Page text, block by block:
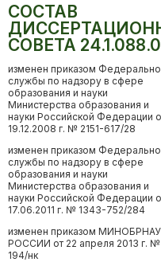
СОСТАВ
СОВЕТА
изменен приказом
службы по надзору в сфере
образования и науки
Министерства образования и
науки Российской Федерации
19.12.2008 г. № 2151-617/28
изменен приказом
службы по надзору в сфере
образования и науки
Министерства образования и
науки Российской Федерации
17.06.2011 г. № 1343-752/284
изменен приказом
РОССИИ от 22 апреля 2013 г. №
194/нк